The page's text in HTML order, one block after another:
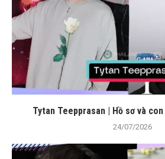
Tytan Teepprasan | Hồ sơ và
24/07/2026